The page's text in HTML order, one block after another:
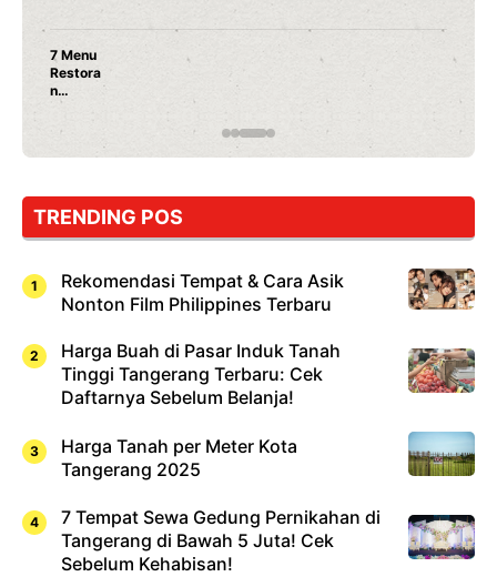
Nunung Srimulat & Vicky Prasetyo Buka Restoran
Rahasia Mami Bikin Nagih!
TRENDING POS
Rekomendasi Tempat & Cara Asik
Nonton Film Philippines Terbaru
Harga Buah di Pasar Induk Tanah
Tinggi Tangerang Terbaru: Cek
Daftarnya Sebelum Belanja!
Harga Tanah per Meter Kota
Tangerang 2025
7 Tempat Sewa Gedung Pernikahan di
Tangerang di Bawah 5 Juta! Cek
Sebelum Kehabisan!